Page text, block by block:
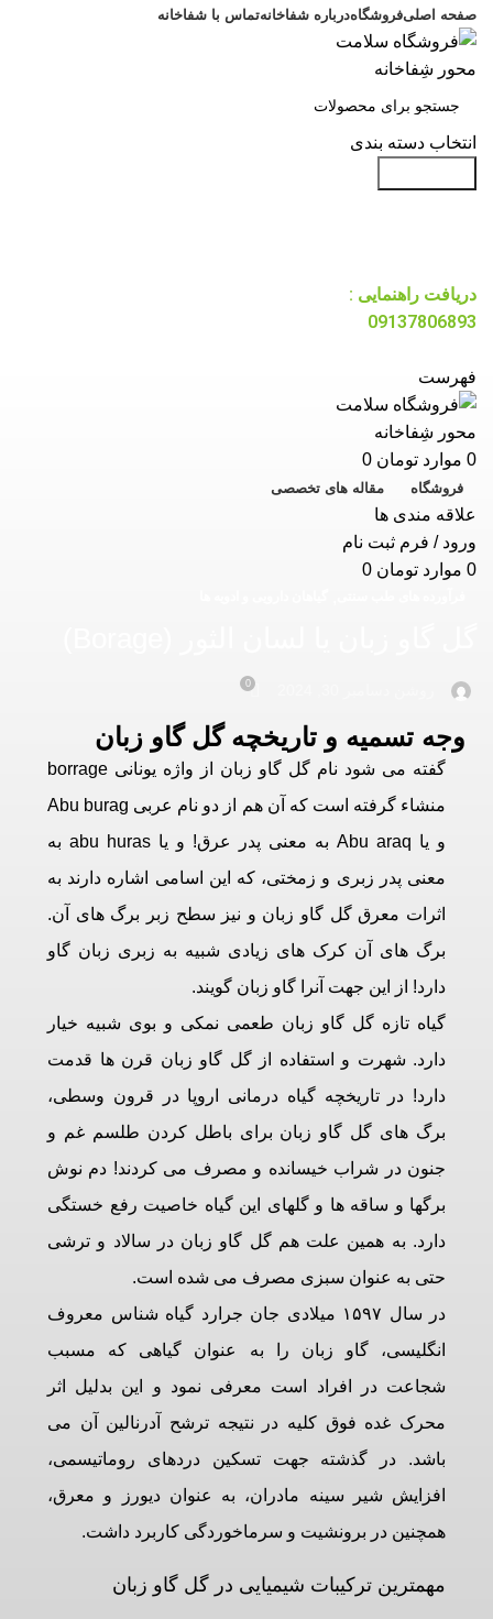
صفحه اصلیفروشگاهدرباره شفاخانهتماس با شفاخانه
انتخاب دسته بندی
دریافت راهنمایی :
09137806893
فهرست
0 موارد تومان
فروشگاه مقاله های تخصصی
علاقه مندی ها
ورود / فرم ثبت نام
0 موارد تومان
0
وجه تسمیه و تاریخچه گل گاو زبان
گفته می شود نام گل گاو زبان از واژه یونانی borrage
منشاء گرفته است که آن هم از دو نام عربی Abu burag
و یا Abu araq به معنی پدر عرق! و یا abu huras به
معنی پدر زبری و زمختی، که این اسامی اشاره دارند به
اثرات معرق گل گاو زبان و نیز سطح زبر برگ های آن.
برگ های آن کرک های زیادی شبیه به زبری زبان گاو
دارد! از این جهت آنرا گاو زبان گویند.
گیاه تازه گل گاو زبان طعمی نمکی و بوی شبیه خیار
دارد. شهرت و استفاده از گل گاو زبان قرن ها قدمت
دارد! در تاریخچه گیاه درمانی اروپا در قرون وسطی،
برگ های گل گاو زبان برای باطل کردن طلسم غم و
جنون در شراب خیسانده و مصرف می کردند! دم نوش
برگها و ساقه ها و گلهای این گیاه خاصیت رفع خستگی
دارد. به همین علت هم گل گاو زبان در سالاد و ترشی
حتی به عنوان سبزی مصرف می شده است.
در سال ۱۵۹۷ میلادی جان جرارد گیاه شناس معروف
انگلیسی، گاو زبان را به عنوان گیاهی که مسبب
شجاعت در افراد است معرفی نمود و این بدلیل اثر
محرک غده فوق کلیه در نتیجه ترشح آدرنالین آن می
باشد. در گذشته جهت تسکین دردهای روماتیسمی،
افزایش شیر سینه مادران، به عنوان دیورز و معرق،
همچنین در برونشیت و سرماخوردگی کاربرد داشت.
مهمترین ترکیبات شیمیایی در گل گاو زبان